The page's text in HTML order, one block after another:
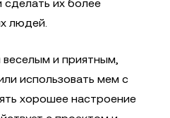
их более
людей.
и приятным,
использовать мем с
хорошее настроение